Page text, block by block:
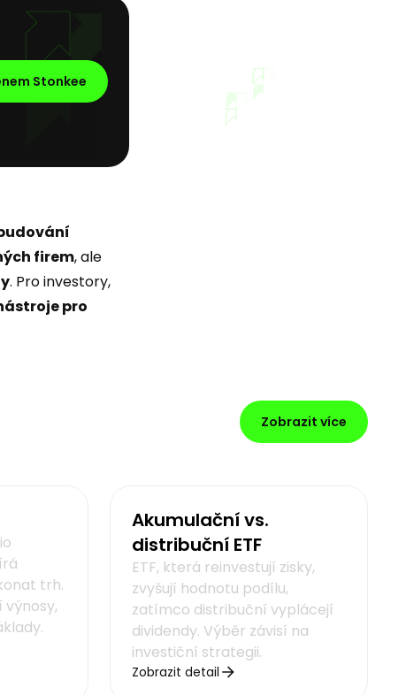
Stonkee
firem, ale
. Pro investory,
pro
Zobrazit více
trh.
výnosy,
Akumulační vs.
distribuční ETF
ETF, která reinvestují zisky,
zvyšují hodnotu podílu,
zatímco distribuční vyplácejí
dividendy. Výběr závisí na
investiční strategii.
Zobrazit detail